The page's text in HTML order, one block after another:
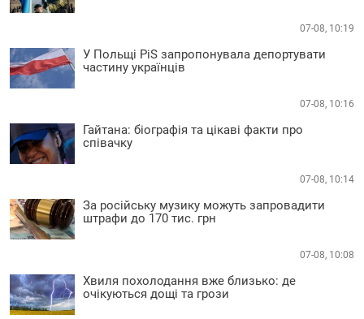
07-08, 10:19
У Польщі PiS запропонувала депортувати
частину українців
07-08, 10:16
Гайтана: біографія та цікаві факти про
співачку
07-08, 10:14
За російську музику можуть запровадити
штрафи до 170 тис. грн
07-08, 10:08
Хвиля похолодання вже близько: де
очікуються дощі та грози